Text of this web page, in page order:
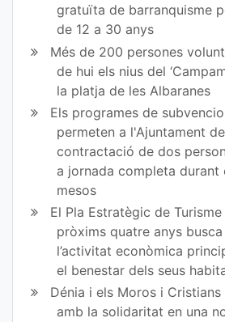
gratuïta de barranquisme
de 12 a 30 anys
Més de 200 persones
de hui els nius del
la platja de les Albaranes
Els programes de
permeten a l'Ajuntament
contractació de dos
a jornada completa durant
mesos
El Pla Estratègic de
pròxims quatre anys busca
l’activitat econòmica
el benestar dels seus
Dénia i els Moros i
amb la solidaritat en una